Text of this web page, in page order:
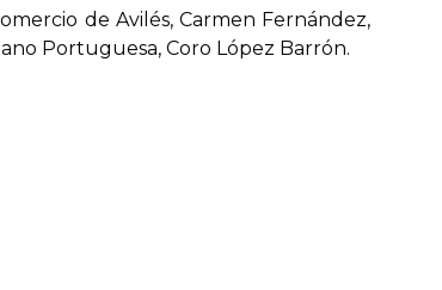
de Avilés, Carmen Fernández,
Portuguesa, Coro López Barrón.